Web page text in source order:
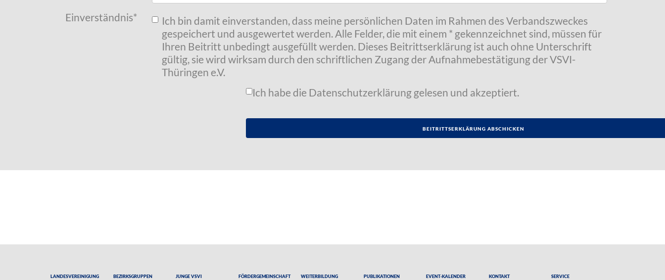
Einverständnis*
Ich bin damit einverstanden, dass meine persönlichen Daten im Rahmen des Verbandszweckes
gespeichert und ausgewertet werden. Alle Felder, die mit einem * gekennzeichnet sind, müssen für
Ihren Beitritt unbedingt ausgefüllt werden. Dieses Beitrittserklärung ist auch ohne Unterschrift
gültig, sie wird wirksam durch den schriftlichen Zugang der Aufnahmebestätigung der VSVI-
Thüringen e.V.
Ich habe die Datenschutzerklärunggelesen und akzeptiert.
Landesvereinigung Bezirksgruppen Junge VSVI Fördergemeinschaft Weiterbildung Publikationen Event-Kalender Kontakt Service